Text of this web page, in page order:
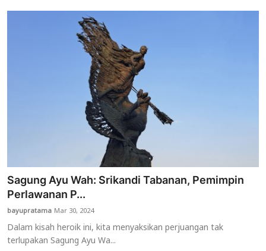
Sagung Ayu Wah: Srikandi Tabanan, Pemimpin
Perlawanan P...
bayupratama Mar 30, 2024
Dalam kisah heroik ini, kita menyaksikan perjuangan tak
terlupakan Sagung Ayu Wa...